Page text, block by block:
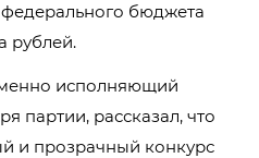
бюджета
рублей.
исполняющий
партии, рассказал, что
и прозрачный конкурс